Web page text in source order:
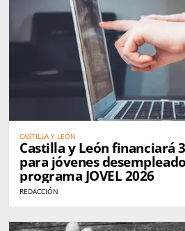
CASTILLA Y LEÓN
Castilla y León financiará
para jóvenes
programa JOVEL 2026
REDACCIÓN